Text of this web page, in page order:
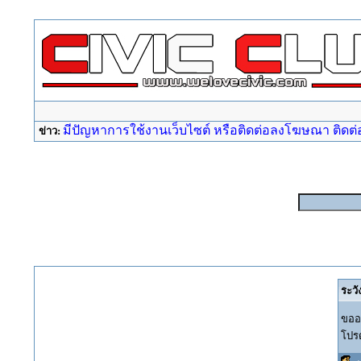
ข่าว: มีปัญหาการใช้งานเว็บไซต์ หรือติดต่อลงโฆษณา ติดต่
ระวั
ขอ
โป